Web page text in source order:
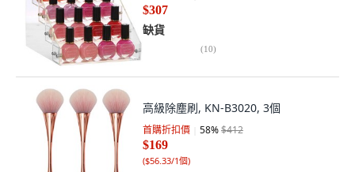
$307
缺貨
(10)
高級除塵刷, KN-B3020, 3個
首購折扣價 58%$412
$169
($56.33/1個)